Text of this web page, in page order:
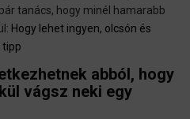
tanács, hogy minél hamarabb
Hogy lehet ingyen, olcsón és
tipp
abból, hogy
vágsz neki egy